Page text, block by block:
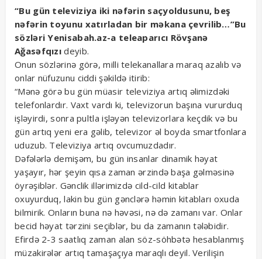
“Bu gün televiziya iki nəfərin saçyoldusunu, beş
nəfərin toyunu xatırladan bir məkana çevrilib…”Bu
sözləri Yenisabah.az-a teleaparıcı Rövşanə
Ağasəfqızı deyib.
Onun sözlərinə görə, milli telekanallara maraq azalıb və
onlar nüfuzunu ciddi şəkildə itirib:
“Mənə görə bu gün müasir televiziya artıq əlimizdəki
telefonlardır. Vaxt vardı ki, televizorun başına vururduq
işləyirdi, sonra pultla işləyən televizorlara keçdik və bu
gün artıq yeni era gəlib, televizor əl boyda smartfonlara
uduzub. Televiziya artıq ovcumuzdadır.
Dəfələrlə demişəm, bu gün insanlar dinamik həyat
yaşayır, hər şeyin qısa zaman ərzində başa gəlməsinə
öyrəşiblər. Gənclik illərimizdə cild-cild kitablar
oxuyurduq, lakin bu gün gənclərə həmin kitabları oxuda
bilmirik. Onların buna nə həvəsi, nə də zamanı var. Onlar
becid həyat tərzini seçiblər, bu da zamanın tələbidir.
Efirdə 2-3 saatlıq zaman alan söz-söhbətə hesablanmış
müzakirələr artıq tamaşaçıya maraqlı deyil. Verilişin